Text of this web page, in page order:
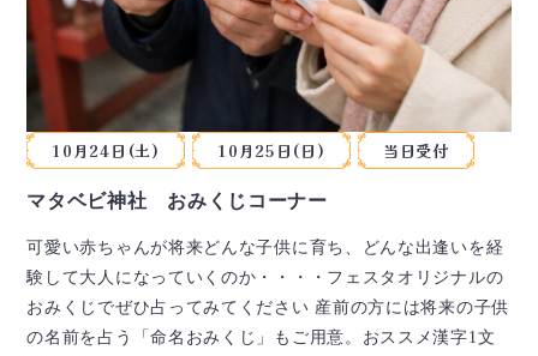
10月24日(土) 10月25日(日) 当日受付
マタベビ神社 おみくじコーナー
可愛い赤ちゃんが将来どんな子供に育ち、どんな出逢いを経
験して大人になっていくのか・・・・フェスタオリジナルの
おみくじでぜひ占ってみてください 産前の方には将来の子供
の名前を占う「命名おみくじ」もご用意。おススメ漢字1文